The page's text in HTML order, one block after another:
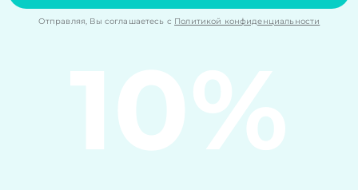
Отправляя, Вы соглашаетесь с Политикой конфиденциальности
10%